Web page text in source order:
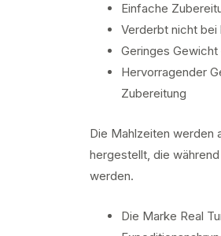
Einfache
Verderbt nicht bei
Geringes
Hervorragender
Zubereitung
Die Mahlzeiten werden
hergestellt, die
werden.
Die Marke Real